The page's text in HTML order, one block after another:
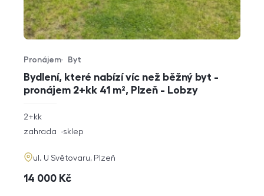
Bydlení, které nabízí víc než běžný byt -
pronájem 2+kk 41 m², Plzeň - Lobzy
Typ nabídky
Pronájem
Typ nemovitosti
Byt
rozměry
2+kk
funkce
zahrada sklep
adresa
ul. U Světovaru, Plzeň
cena
14 000 Kč